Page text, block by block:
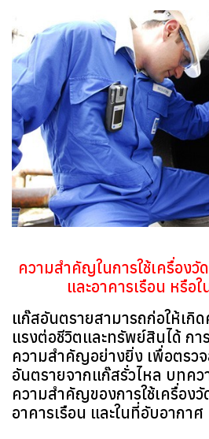
ความสำคัญในการใช้เครื่อง
และอาคารเรือน หรือ
แก๊สอันตรายสามารถก่อให้เกิ
แรงต่อชีวิตและทรัพย์สินได้ กา
ความสำคัญอย่างยิ่ง เพื่อตรว
อันตรายจากแก๊สรั่วไหล บทคว
ความสำคัญของการใช้เครื่อง
อาคารเรือน และในที่อับอากาศ